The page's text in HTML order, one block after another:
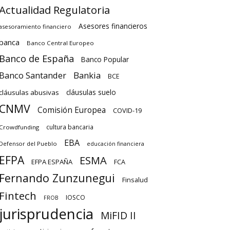
Regulatoria
financiero Asesores financieros
Banco Central Europeo
de España Banco Popular
Santander Bankia BCE
abusivas cláusulas suelo
Comisión Europea COVID-19
cultura bancaria
del Pueblo EBA educación financiera
EFPA ESPAÑA ESMA FCA
Zunzunegui Finsalud
FROB IOSCO
MiFID II